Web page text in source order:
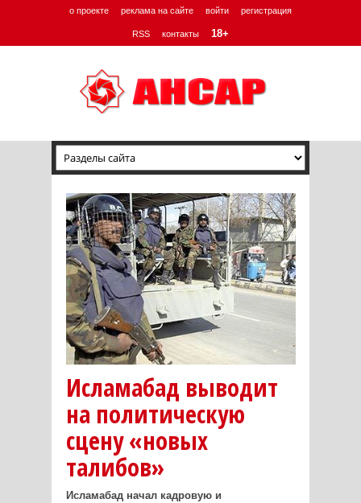
о проекте реклама на сайте войти регистрация
RSS контакты 18+
Исламабад выводит
на политическую
сцену «новых
талибов»
Исламабад начал кадровую и